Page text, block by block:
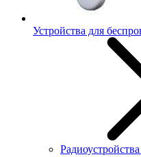
Устройства для
Радиоустройства